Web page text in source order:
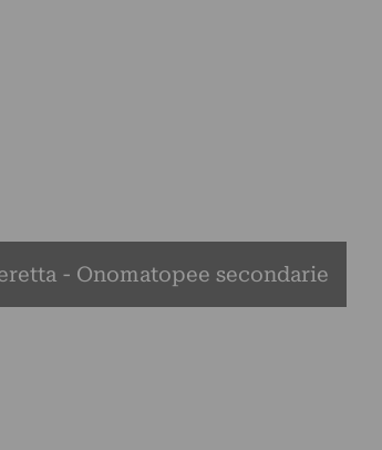
- Onomatopee secondarie